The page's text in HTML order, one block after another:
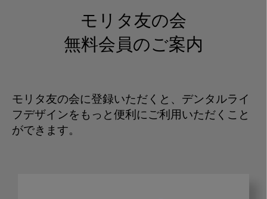
モリタ友の会
無料会員のご案内
モリタ友の会に登録いただくと、デンタルライ
フデザインをもっと便利にご利用いただくこと
ができます。